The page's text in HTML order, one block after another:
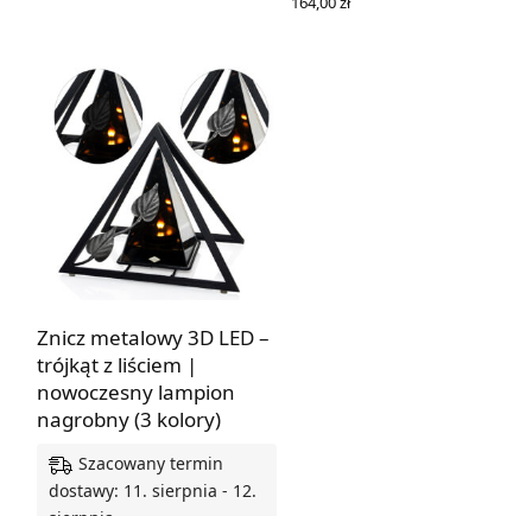
Znicz metalowy 3D LED –
trójkąt z liściem |
nowoczesny lampion
nagrobny (3 kolory)
Szacowany termin
dostawy: 11. sierpnia - 12.